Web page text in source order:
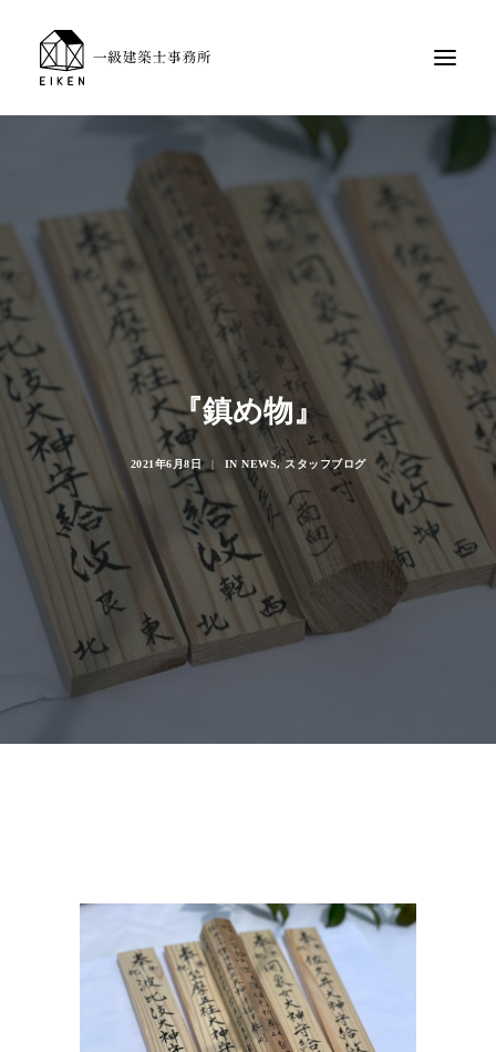
『鎮め物』
2021年6月8日 | IN NEWS, スタッフブログ